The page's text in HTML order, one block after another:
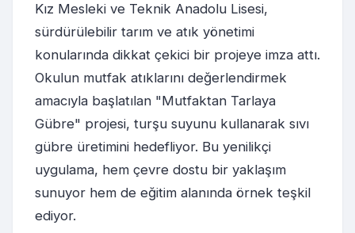
Kız Mesleki ve Teknik Anadolu Lisesi,
sürdürülebilir tarım ve atık yönetimi
konularında dikkat çekici bir projeye imza attı.
Okulun mutfak atıklarını değerlendirmek
amacıyla başlatılan "Mutfaktan Tarlaya
Gübre" projesi, turşu suyunu kullanarak sıvı
gübre üretimini hedefliyor. Bu yenilikçi
uygulama, hem çevre dostu bir yaklaşım
sunuyor hem de eğitim alanında örnek teşkil
ediyor.